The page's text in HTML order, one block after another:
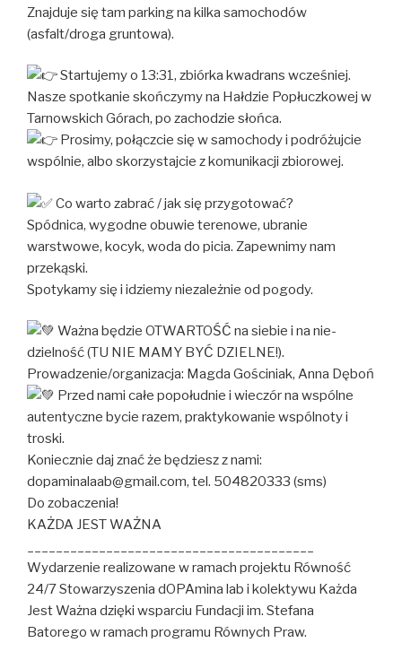
Znajduje się tam parking na kilka samochodów
(asfalt/droga gruntowa).
Startujemy o 13:31, zbiórka kwadrans wcześniej.
Nasze spotkanie skończymy na Hałdzie Popłuczkowej w
Tarnowskich Górach, po zachodzie słońca.
Prosimy, połączcie się w samochody i podróżujcie
wspólnie, albo skorzystajcie z komunikacji zbiorowej.
Co warto zabrać / jak się przygotować?
Spódnica, wygodne obuwie terenowe, ubranie
warstwowe, kocyk, woda do picia. Zapewnimy nam
przekąski.
Spotykamy się i idziemy niezależnie od pogody.
Ważna będzie OTWARTOŚĆ na siebie i na nie-
dzielność (TU NIE MAMY BYĆ DZIELNE!).
Prowadzenie/organizacja: Magda Gościniak, Anna Dęboń
Przed nami całe popołudnie i wieczór na wspólne
autentyczne bycie razem, praktykowanie wspólnoty i
troski.
Koniecznie daj znać że będziesz z nami:
dopaminalaab@gmail.com, tel. 504820333 (sms)
Do zobaczenia!
KAŻDA JEST WAŻNA
Wydarzenie realizowane w ramach projektu Równość
24/7 Stowarzyszenia dOPAmina lab i kolektywu Każda
Jest Ważna dzięki wsparciu Fundacji im. Stefana
Batorego w ramach programu Równych Praw.